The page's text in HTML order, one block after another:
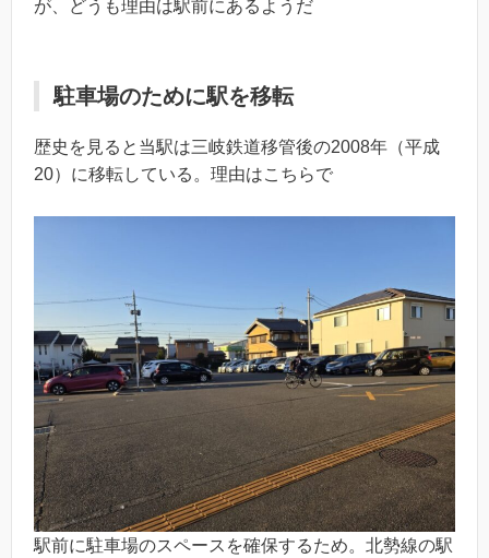
が、どうも理由は駅前にあるようだ
駐車場のために駅を移転
歴史を見ると当駅は三岐鉄道移管後の2008年（平成
20）に移転している。理由はこちらで
駅前に駐車場のスペースを確保するため。北勢線の駅